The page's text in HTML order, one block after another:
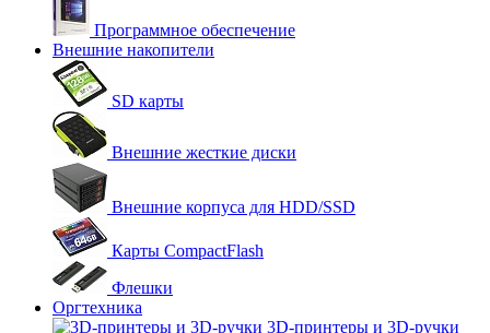
Программное обеспечение
Внешние накопители
SD карты
Внешние жесткие диски
Внешние корпуса для HDD/SSD
Карты CompactFlash
Флешки
Оргтехника
3D-принтеры и 3D-ручки